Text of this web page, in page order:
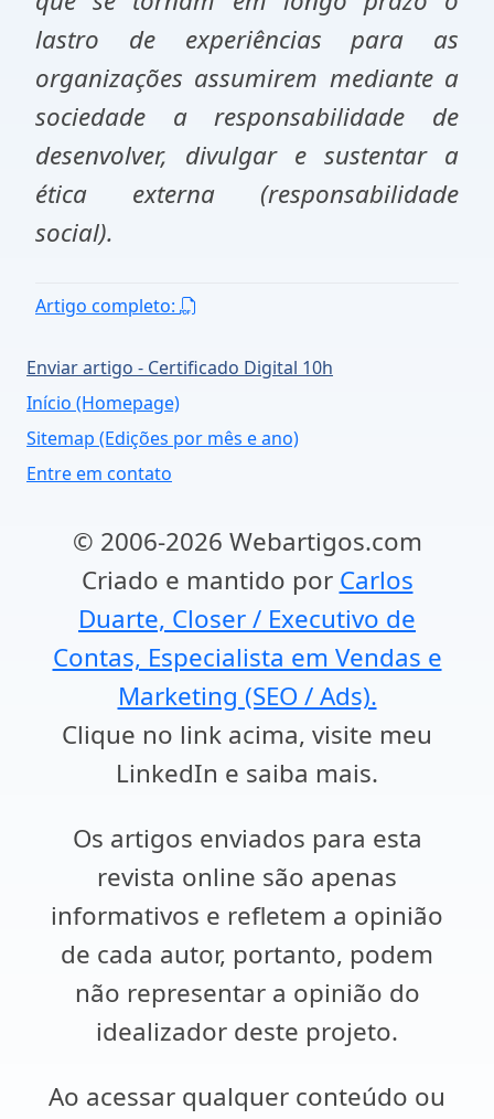
lastro de experiências para as
organizações assumirem mediante a
sociedade a responsabilidade de
desenvolver, divulgar e sustentar a
ética externa (responsabilidade
social).
Artigo completo:
Enviar artigo - Certificado Digital 10h
Início (Homepage)
Sitemap (Edições por mês e ano)
Entre em contato
© 2006-2026 Webartigos.com
Criado e mantido por Carlos
Duarte, Closer / Executivo de
Contas, Especialista em Vendas e
Marketing (SEO / Ads).
Clique no link acima, visite meu
LinkedIn e saiba mais.
Os artigos enviados para esta
revista online são apenas
informativos e refletem a opinião
de cada autor, portanto, podem
não representar a opinião do
idealizador deste projeto.
Ao acessar qualquer conteúdo ou